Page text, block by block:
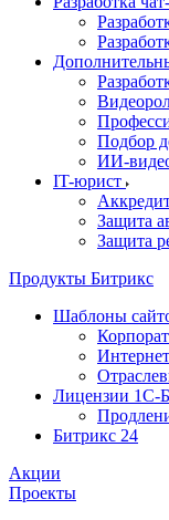
Подбор
ИИ-
IT-юрист
Защита
Защита
Продукты Битрикс
Шаблоны
Лицензии 1С-
Битрикс 24
Акции
Проекты